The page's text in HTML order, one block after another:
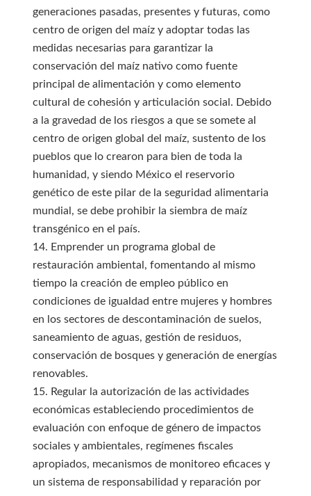
generaciones pasadas, presentes y futuras, como
centro de origen del maíz y adoptar todas las
medidas necesarias para garantizar la
conservación del maíz nativo como fuente
principal de alimentación y como elemento
cultural de cohesión y articulación social. Debido
a la gravedad de los riesgos a que se somete al
centro de origen global del maíz, sustento de los
pueblos que lo crearon para bien de toda la
humanidad, y siendo México el reservorio
genético de este pilar de la seguridad alimentaria
mundial, se debe prohibir la siembra de maíz
transgénico en el país.
14. Emprender un programa global de
restauración ambiental, fomentando al mismo
tiempo la creación de empleo público en
condiciones de igualdad entre mujeres y hombres
en los sectores de descontaminación de suelos,
saneamiento de aguas, gestión de residuos,
conservación de bosques y generación de energías
renovables.
15. Regular la autorización de las actividades
económicas estableciendo procedimientos de
evaluación con enfoque de género de impactos
sociales y ambientales, regímenes fiscales
apropiados, mecanismos de monitoreo eficaces y
un sistema de responsabilidad y reparación por